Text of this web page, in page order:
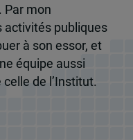
Par mon
activités publiques
à son essor, et
équipe aussi
de l’Institut.